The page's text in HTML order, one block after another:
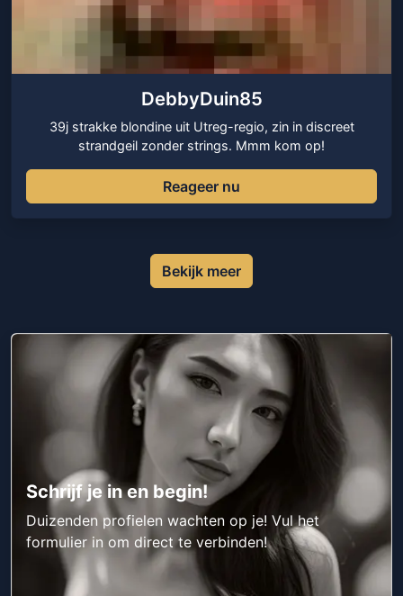
DebbyDuin85
39j strakke blondine uit Utreg-regio, zin in discreet
strandgeil zonder strings. Mmm kom op!
Reageer nu
Bekijk meer
Schrijf je in en begin!
Duizenden profielen wachten op je! Vul het
formulier in om direct te verbinden!